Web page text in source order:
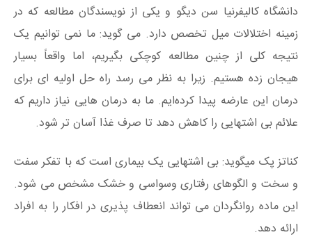
دانشگاه کالیفرنیا سن دیگو و یکی از نویسندگان مطالعه که در
زمینه اختلالات میل تخصص دارد. می گوید: ما نمی توانیم یک
نتیجه کلی از چنین مطالعه کوچکی بگیریم، اما واقعاً بسیار
هیجان زده هستیم. زیرا به نظر می رسد راه حل اولیه ای برای
درمان این عارضه پیدا کرده‌ایم. ما به درمان هایی نیاز داریم که
علائم بی اشتهایی را کاهش دهد تا صرف غذا آسان تر شود.
کناتز پک میگوید: بی اشتهایی یک بیماری است که با تفکر سفت
و سخت و الگوهای رفتاری وسواسی و خشک مشخص می شود.
این ماده روانگردان می تواند انعطاف پذیری در افکار را به افراد
ارائه دهد.